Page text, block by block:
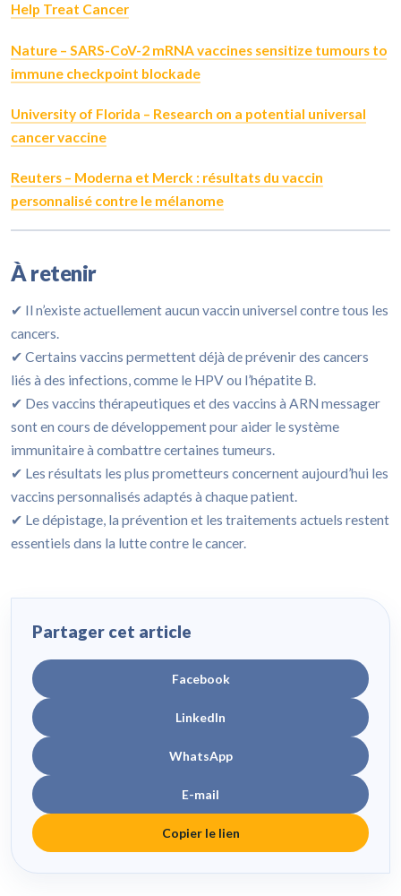
Help Treat Cancer
Nature – SARS-CoV-2 mRNA vaccines sensitize tumours to
immune checkpoint blockade
University of Florida – Research on a potential universal
cancer vaccine
Reuters – Moderna et Merck : résultats du vaccin
personnalisé contre le mélanome
À retenir
✔ Il n’existe actuellement aucun vaccin universel contre tous les
cancers.
✔ Certains vaccins permettent déjà de prévenir des cancers
liés à des infections, comme le HPV ou l’hépatite B.
✔ Des vaccins thérapeutiques et des vaccins à ARN messager
sont en cours de développement pour aider le système
immunitaire à combattre certaines tumeurs.
✔ Les résultats les plus prometteurs concernent aujourd’hui les
vaccins personnalisés adaptés à chaque patient.
✔ Le dépistage, la prévention et les traitements actuels restent
essentiels dans la lutte contre le cancer.
Partager cet article
Facebook
LinkedIn
WhatsApp
E-mail
Copier le lien